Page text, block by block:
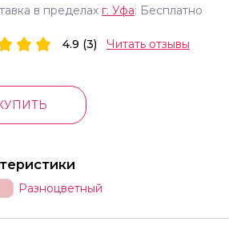
в пределах г. Уфа: Бесплатно
4.9 (3) Читать отзывы
Разноцветный